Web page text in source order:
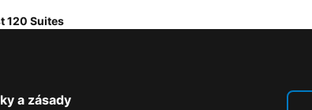
120 Suites
a zásady